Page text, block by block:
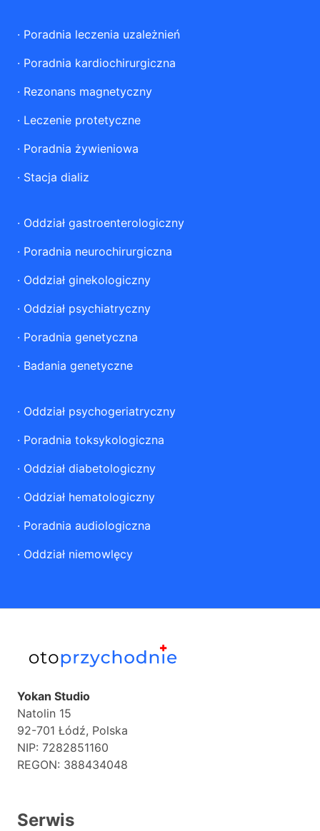
· Poradnia leczenia uzależnień
· Poradnia kardiochirurgiczna
· Rezonans magnetyczny
· Leczenie protetyczne
· Poradnia żywieniowa
· Stacja dializ
· Oddział gastroenterologiczny
· Poradnia neurochirurgiczna
· Oddział ginekologiczny
· Oddział psychiatryczny
· Poradnia genetyczna
· Badania genetyczne
· Oddział psychogeriatryczny
· Poradnia toksykologiczna
· Oddział diabetologiczny
· Oddział hematologiczny
· Poradnia audiologiczna
· Oddział niemowlęcy
Yokan Studio
Natolin 15
92-701 Łódź, Polska
NIP: 7282851160
REGON: 388434048
Serwis